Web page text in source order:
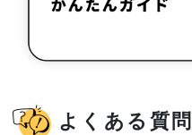
よくある質問